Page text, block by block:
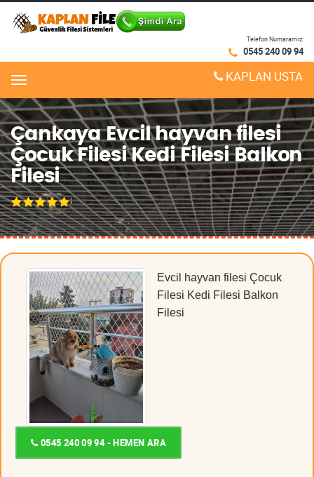
Telefon Numaramız:
0545 240 09 94
Menu KAPLAN USTA
Çankaya Evcil hayvan filesi
Çocuk Filesi Kedi Filesi Balkon
Filesi
Evcil hayvan filesi Çocuk
Filesi Kedi Filesi Balkon
Filesi
0545 240 09 94 - HEMEN ARA